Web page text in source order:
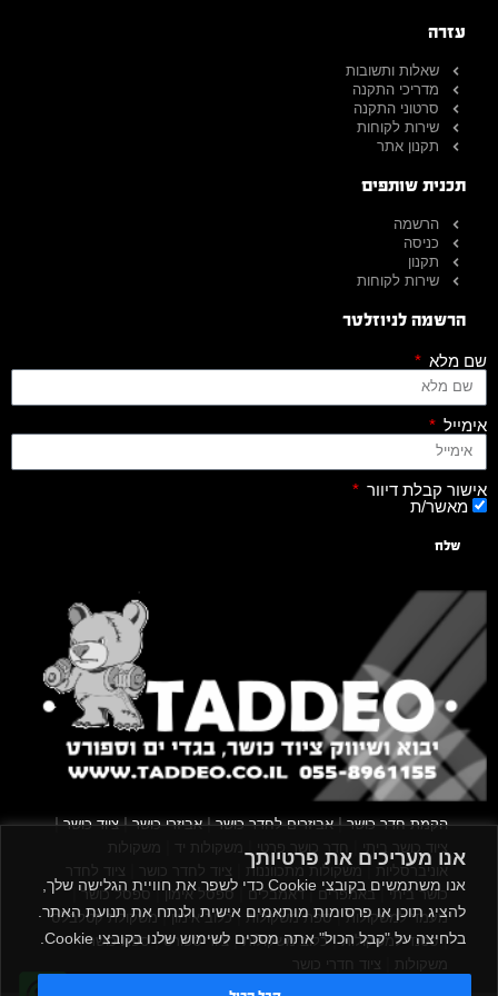
אנו מעריכים את פרטיותך
אנו משתמשים בקובצי Cookie כדי לשפר את חוויית הגלישה שלך,
להציג תוכן או פרסומות מותאמים אישית ולנתח את תנועת האתר.
בלחיצה על "קבל הכול" אתה מסכים לשימוש שלנו בקובצי Cookie.
עזרה
שאלות ותשובות
מדריכי התקנה
סרטוני התקנה
שירות לקוחות
תקנון אתר
תכנית שותפים
הרשמה
כניסה
תקנון
שירות לקוחות
הרשמה לניוזלטר
שם מלא
אימייל
אישור קבלת דיוור
מאשר/ת
שלח
הקמת חדר כושר|אביזרים לחדר כושר|אביזרי כושר|ציוד כושר|
ציוד כושר ביתי חדר כושר פרטי משקולות יד
משקולות
אוניברסליות | משקולות מתכווננות ציוד לחדר כושר
ציוד לחדר
כושר ביתי|באמפרים |דאמבלים |ספסל אימון | ספסל כושר|
מעמד למשקולות|ספת משקולות |כלוב אימון|משקולת קטלבלס
|סטנד למשקולות|כלוב משקולות|ציוד ספורט|ספת כושר|
משקולות ציוד חדרי כושר